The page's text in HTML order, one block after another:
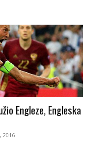
Engleze, Engleska
2016